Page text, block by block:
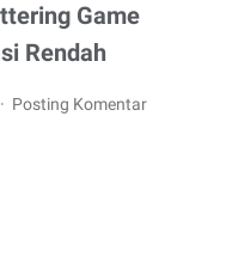
Game
Rendah
Posting Komentar